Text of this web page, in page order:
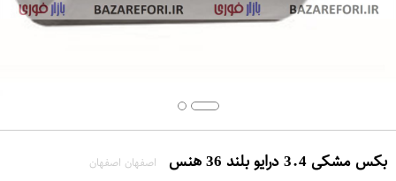
بکس مشکی 3.4 درایو بلند 36 هنس اصفهان اصفهان